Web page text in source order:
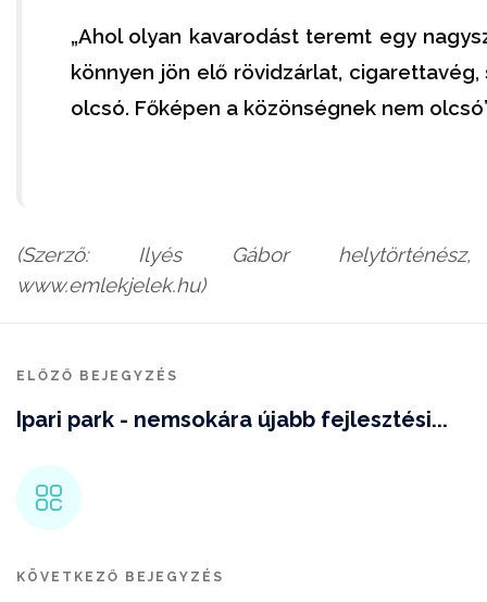
„Ahol olyan kavarodást teremt egy
könnyen jön elő rövidzárlat, cigarettavég,
olcsó. Főképen a közönségnek nem
(Szerző: Ilyés Gábor helytörténész,
www.emlekjelek.hu)
ELŐZŐ BEJEGYZÉS
Ipari park - nemsokára újabb fejlesztési...
KÖVETKEZŐ BEJEGYZÉS